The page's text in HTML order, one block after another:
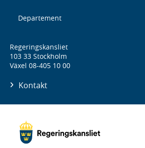
Departement
Regeringskansliet
103 33 Stockholm
Växel 08-405 10 00
Kontakt